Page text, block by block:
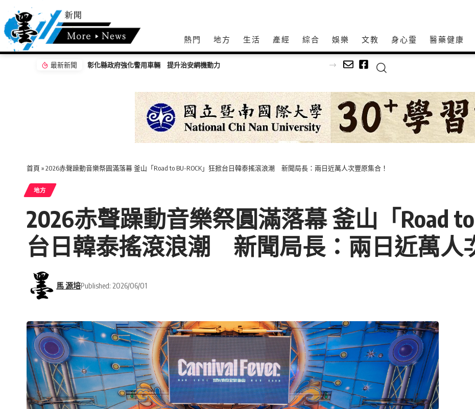
熱門 地方 生活 產經 綜合 娛樂 文教 身心𩆜 醫藥健康
最新新聞 【感謝有您！縣長暖心致贈父親節禮品】
首頁 »2026赤聲躁動音樂祭圓滿落幕 釜山「Road to BU-ROCK」狂掀台日韓泰搖滾浪潮 新聞局長：兩日近萬人次豐原集合！
地方
2026赤聲躁動音樂祭圓滿落幕 釜山「Road to
台日韓泰搖滾浪潮 新聞局長：兩日近萬人
馬 源培Published: 2026/06/01